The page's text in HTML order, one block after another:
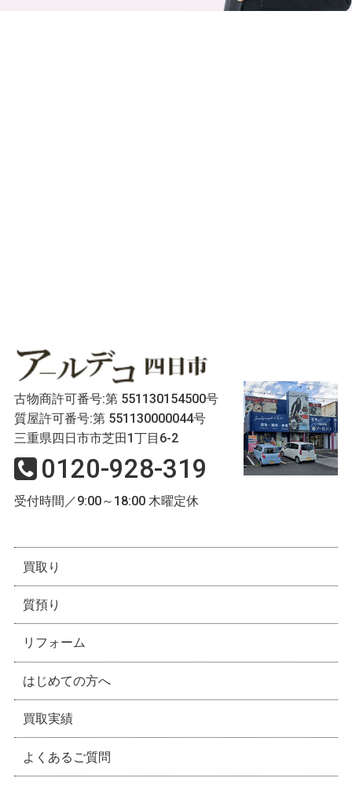
古物商許可番号:第 551130154500号
質屋許可番号:第 551130000044号
三重県四日市市芝田1丁目6-2
0120-928-319
受付時間／9:00～18:00 木曜定休
買取り
質預り
リフォーム
はじめての方へ
買取実績
よくあるご質問